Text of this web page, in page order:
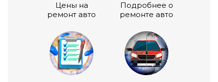
Цены на
ремонт авто
Подробнее о
ремонте авто